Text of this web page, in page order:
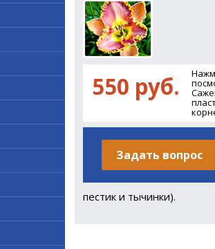
550 руб.
Задать вопрос
пестик и тычинки).